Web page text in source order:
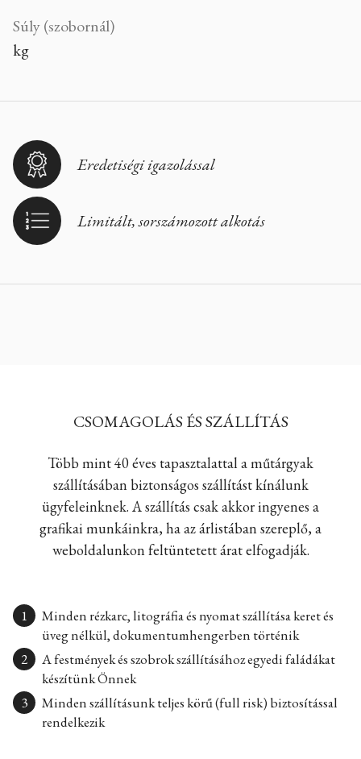
Súly (szobornál)
kg
Eredetiségi igazolással
Limitált, sorszámozott alkotás
CSOMAGOLÁS ÉS SZÁLLÍTÁS
Több mint 40 éves tapasztalattal a műtárgyak
szállításában biztonságos szállítást kínálunk
ügyfeleinknek. A szállítás csak akkor ingyenes a
grafikai munkáinkra, ha az árlistában szereplő, a
weboldalunkon feltüntetett árat elfogadják.
Minden rézkarc, litográfia és nyomat szállítása keret és
üveg nélkül, dokumentumhengerben történik
A festmények és szobrok szállításához egyedi faládákat
készítünk Önnek
Minden szállításunk teljes körű (full risk) biztosítással
rendelkezik